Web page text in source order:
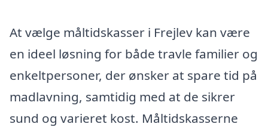
At vælge måltidskasser i Frejlev kan være
en ideel løsning for både travle familier og
enkeltpersoner, der ønsker at spare tid på
madlavning, samtidig med at de sikrer
sund og varieret kost. Måltidskasserne